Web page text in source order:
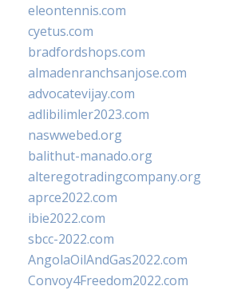
eleontennis.com
cyetus.com
bradfordshops.com
almadenranchsanjose.com
advocatevijay.com
adlibilimler2023.com
naswwebed.org
balithut-manado.org
alteregotradingcompany.org
aprce2022.com
ibie2022.com
sbcc-2022.com
AngolaOilAndGas2022.com
Convoy4Freedom2022.com